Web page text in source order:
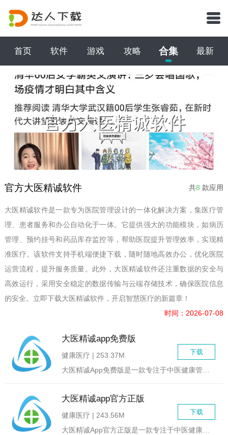
首页 软件 游戏 攻略 合集 最新
官方大医精诚软件 共8 款应用
大医精诚软件是一款专为医院管理设计的一体化解决方案，集医疗管
理、患者服务和办公自动化于一体。它提供强大的功能模块，如病历
管理、预约挂号和药品库存监控等，帮助医院提升管理效率，实现精
准医疗。该软件支持手机端便捷下载，随时随地高效办公，优化医院
运营流程，提升服务质量。此外，大医精诚软件还注重数据的安全与
高效运行，采用安全稳定的数据传输与云端存储技术，确保医院信息
的安全。立即下载大医精诚软件，开启智慧医疗的新篇章！
时间：2026-07-08
大医精诚app免费版
下载
健康医疗 | 253.37M
大医精诚App免费版是一款专注于中医健康管理与知识普及的移动...
大医精诚app官方正版
下载
健康医疗 | 243.56M
大医精诚App官方正版是一款专注于中医健康管理与学习的移动应...